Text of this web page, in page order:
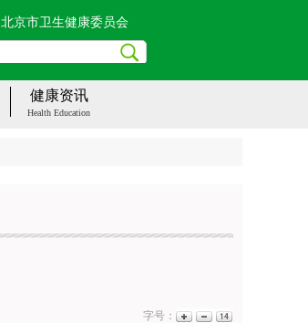
北京市卫生健康委员会
健康资讯
Health Education
字号：